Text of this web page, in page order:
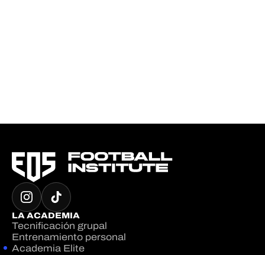
LA ACADEMIA
Tecnificación grupal
Entrenamiento personal
Academia Elite